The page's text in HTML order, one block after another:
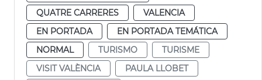
QUATRE CARRERES
VALENCIA
EN PORTADA
EN PORTADA TEMÁTICA
NORMAL
TURISMO
TURISME
VISIT VALÈNCIA
PAULA LLOBET